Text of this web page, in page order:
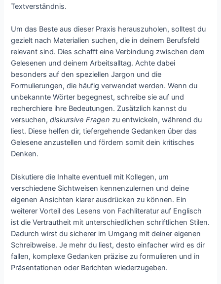
Textverständnis.
Um das Beste aus dieser Praxis herauszuholen, solltest du
gezielt nach Materialien suchen, die in deinem Berufsfeld
relevant sind. Dies schafft eine Verbindung zwischen dem
Gelesenen und deinem Arbeitsalltag. Achte dabei
besonders auf den speziellen Jargon und die
Formulierungen, die häufig verwendet werden. Wenn du
unbekannte Wörter begegnest, schreibe sie auf und
recherchiere ihre Bedeutungen. Zusätzlich kannst du
versuchen,diskursive Fragen zu entwickeln, während du
liest. Diese helfen dir, tiefergehende Gedanken über das
Gelesene anzustellen und fördern somit dein kritisches
Denken.
Diskutiere die Inhalte eventuell mit Kollegen, um
verschiedene Sichtweisen kennenzulernen und deine
eigenen Ansichten klarer ausdrücken zu können. Ein
weiterer Vorteil des Lesens von Fachliteratur auf Englisch
ist die Vertrautheit mit unterschiedlichen schriftlichen Stilen.
Dadurch wirst du sicherer im Umgang mit deiner eigenen
Schreibweise. Je mehr du liest, desto einfacher wird es dir
fallen, komplexe Gedanken präzise zu formulieren und in
Präsentationen oder Berichten wiederzugeben.